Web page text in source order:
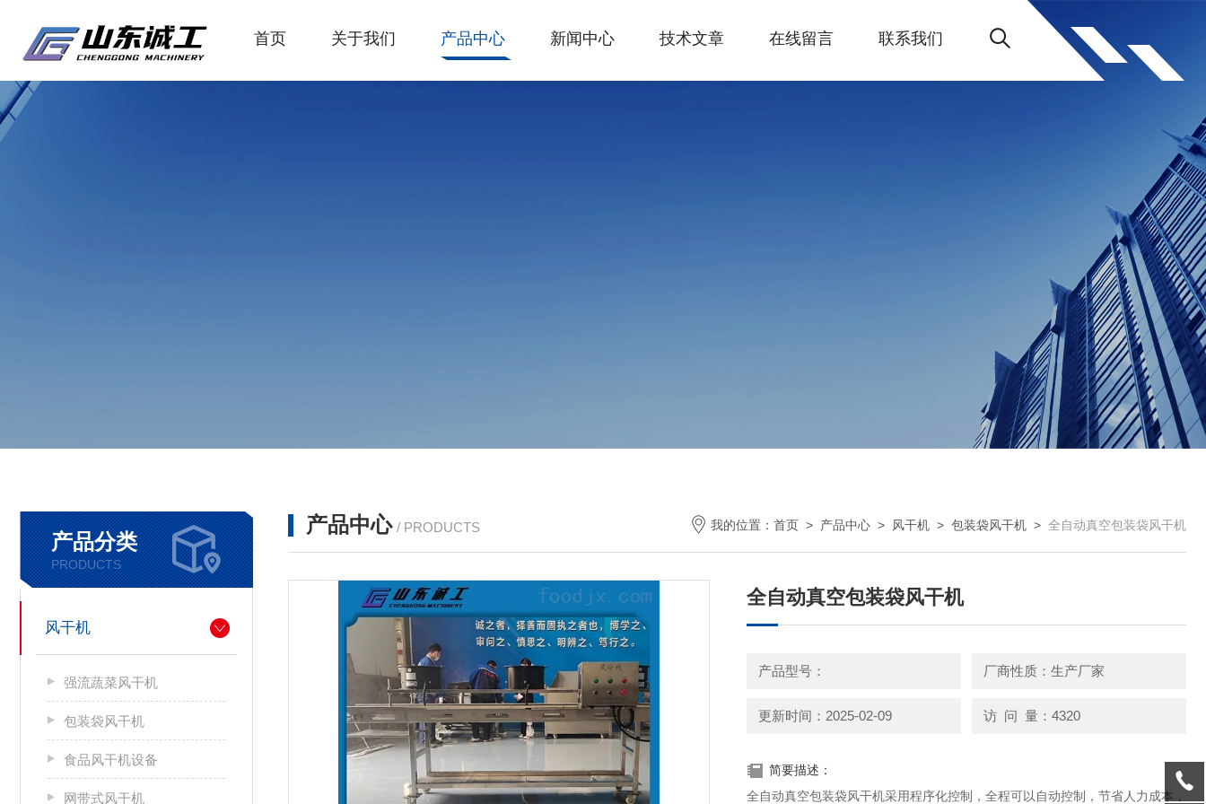
首页 关于我们 产品中心 新闻中心 技术文章 在线留言 联系我们
产品分类
PRODUCTS
风干机
强流蔬菜风干机
包装袋风干机
食品风干机设备
网带式风干机
产品中心 / PRODUCTS 我的位置： 首页 > 产品中心 > 风干机 > 包装袋风干机 > 全自动真空包装袋风干机
全自动真空包装袋风干机
产品型号： 厂商性质：生产厂家
更新时间：2025-02-09 访 问 量：4320
简要描述：
全自动真空包装袋风干机采用程序化控制，全程可以自动控制，节省人力成本，